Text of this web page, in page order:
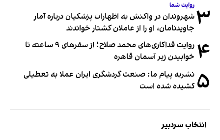
۳ روایت شما
شهروندان در واکنش به اظهارات پزشکیان درباره آمار
جاویدنامان، او را از عاملان کشتار خواندند
۴
روایت فداکاری‌های محمد صلاح؛ از سفرهای ۹ ساعته تا
خوابیدن زیر آسمان قاهره
۵ نشریه پیام ما: صنعت گردشگری ایران عملا به تعطیلی
کشیده شده است
انتخاب سردبیر